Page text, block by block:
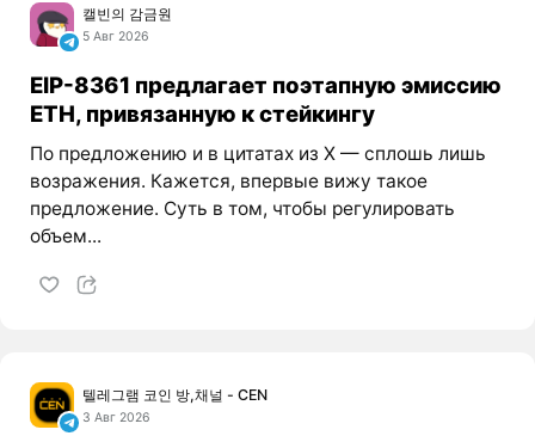
캘빈의 감금원
5 Авг 2026
EIP-8361 предлагает поэтапную эмиссию
ETH, привязанную к стейкингу
По предложению и в цитатах из X — сплошь лишь
возражения. Кажется, впервые вижу такое
предложение. Суть в том, чтобы регулировать
объем...
텔레그램 코인 방,채널 - CEN
3 Авг 2026